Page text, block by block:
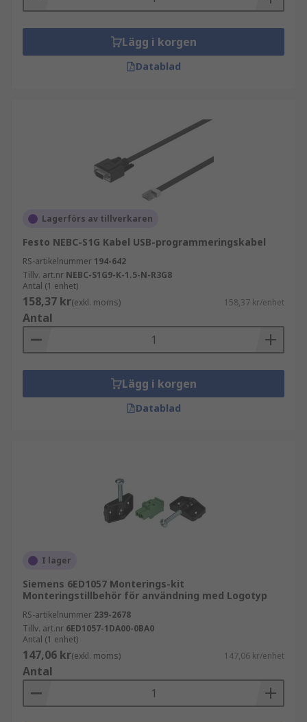
Lägg i korgen
Datablad
Lagerförs av tillverkaren
Festo NEBC-S1G Kabel USB-programmeringskabel
RS-artikelnummer 194-642
Tillv. art.nr NEBC-S1G9-K-1.5-N-R3G8
Antal (1 enhet)
158,37 kr(exkl. moms) 158,37 kr/enhet
Antal
Lägg i korgen
Datablad
I lager
Siemens 6ED1057 Monterings-kit
Monteringstillbehör för användning med Logotyp
RS-artikelnummer 239-2678
Tillv. art.nr 6ED1057-1DA00-0BA0
Antal (1 enhet)
147,06 kr(exkl. moms) 147,06 kr/enhet
Antal